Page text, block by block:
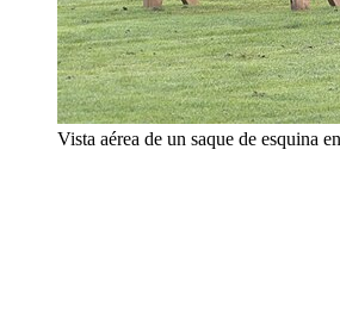
Vista aérea de un saque de esquina